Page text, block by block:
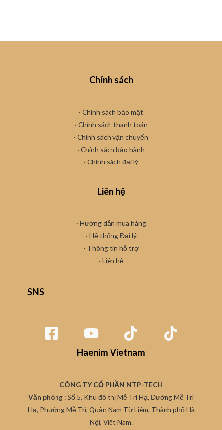
Chính sách
· Chính sách bảo mật
· Chính sách thanh toán
· Chính sách vận chuyển
· Chính sách bảo hành
· Chính sách đại lý
Liên hệ
· Hướng dẫn mua hàng
· Hệ thống Đại lý
· Thông tin hỗ trợ
· Liên hệ
SNS
Haenim Vietnam
CÔNG TY CỔ PHẦN NTP-TECH
Văn phòng : Số 5, Khu đô thị Mễ Trì Hạ, Đường Mễ Trì
Hạ, Phường Mễ Trì, Quận Nam Từ Liêm, Thành phố Hà
Nội, Việt Nam.